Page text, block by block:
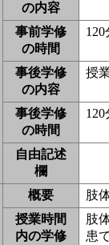
の内容
事前学修
の時間
120
事後学修
の内容
授
事後学修
の時間
120
自由記述
欄
概要
肢
授業時間
内の学修
肢
患